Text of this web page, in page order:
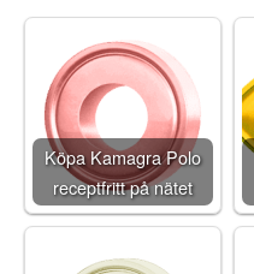
Köpa Kamagra Polo
receptfritt på nätet